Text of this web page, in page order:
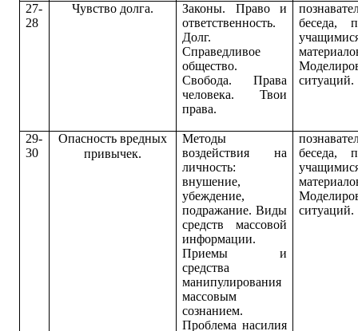
27-
28
Чувство долга.
Законы. Право и
ответственность.
Долг.
Справедливое
общество.
Свобода. Права
человека. Твои
права.
беседа,
ситуаций.
29-
30
Опасность вредных
привычек.
Методы
воздействия на
личность:
внушение,
убежде­ние,
подражание. Виды
средств массовой
информации.
Приемы и
средства
манипулирования
массовым
сознанием.
Проблема насилия
беседа,
ситуаций.